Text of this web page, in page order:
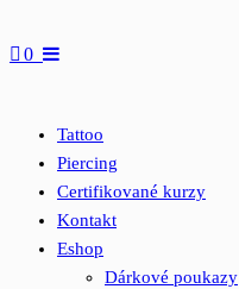
0
Tattoo
Piercing
Certifikované kurzy
Kontakt
Eshop
Dárkové poukazy